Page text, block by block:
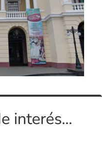
interés...